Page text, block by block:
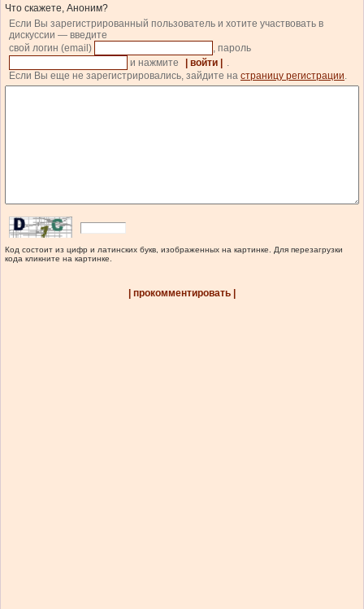
Что скажете, Аноним?
Если Вы зарегистрированный пользователь и хотите участвовать в
дискуссии — введите
свой логин (email)
, пароль
и нажмите
| войти |
.
Если Вы еще не зарегистрировались, зайдите на страницу регистрации.
Код состоит из цифр и латинских букв, изображенных на картинке. Для перезагрузки
кода кликните на картинке.
| прокомментировать |